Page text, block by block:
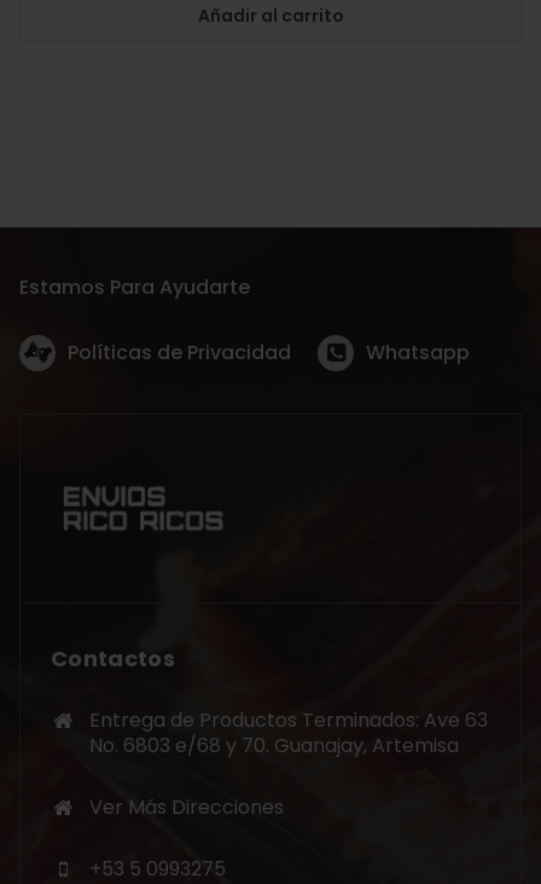
Añadir al carrito
Estamos Para Ayudarte
Políticas de Privacidad Whatsapp
Contactos
Entrega de Productos Terminados: Ave 63
No. 6803 e/68 y 70. Guanajay, Artemisa
Ver Más Direcciones
+53 5 0993275